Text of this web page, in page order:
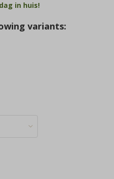
in huis!
variants: